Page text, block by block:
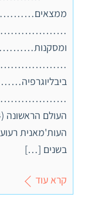
העות'מאנית
בשנים […]
קרא עוד